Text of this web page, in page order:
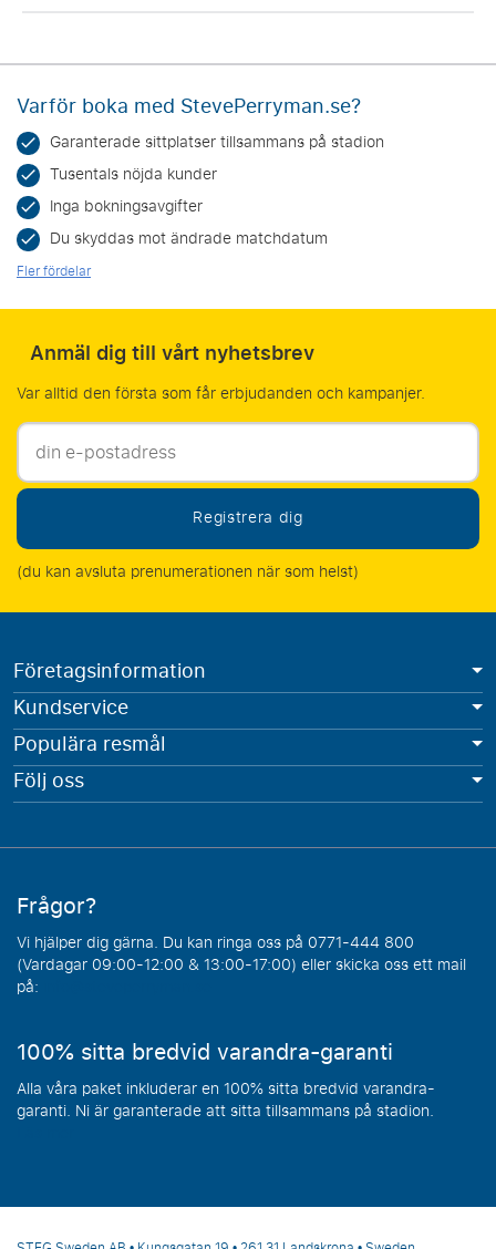
Varför boka med StevePerryman.se?
Garanterade sittplatser tillsammans på stadion
Tusentals nöjda kunder
Inga bokningsavgifter
Du skyddas mot ändrade matchdatum
Fler fördelar
Anmäl dig till vårt nyhetsbrev
Var alltid den första som får erbjudanden och kampanjer.
Registrera dig
(du kan avsluta prenumerationen när som helst)
Företagsinformation
Kundservice
Populära resmål
Följ oss
Frågor?
Vi hjälper dig gärna. Du kan ringa oss på 0771-444 800
(Vardagar 09:00-12:00 & 13:00-17:00) eller skicka oss ett mail
på:
100% sitta bredvid varandra-garanti
Alla våra paket inkluderar en 100% sitta bredvid varandra-
garanti. Ni är garanterade att sitta tillsammans på stadion.